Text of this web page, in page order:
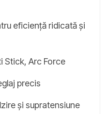
eficiență ridicată și
Stick, Arc Force
precis
și supratensiune